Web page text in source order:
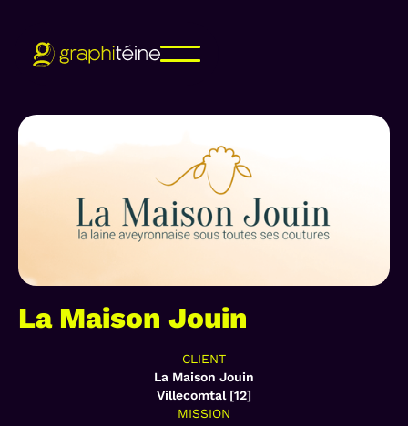
La Maison Jouin
CLIENT
La Maison Jouin
Villecomtal [12]
MISSION